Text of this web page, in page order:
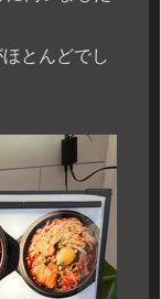
とんどでし